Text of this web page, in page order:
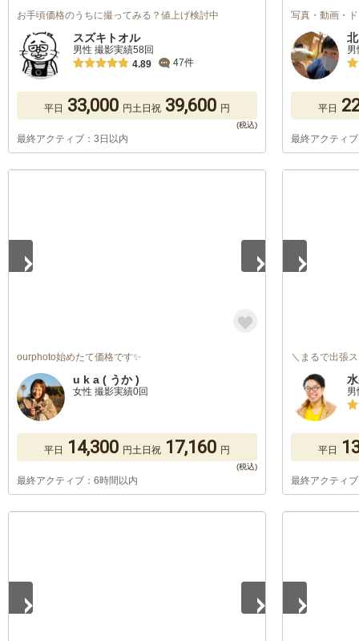
お手頃価格のうちに撮ってみる？値上げ検討中
スズキトオル
男性 撮影実績58回
4.89
47件
平日 33,000 円土日祝 39,600 円
最終アクティブ：3日以内
写真・動画・
平日
最終アクティ
ourphoto始めたて価格です✨
u k a ( うか )
女性 撮影実績0回
平日 14,300 円土日祝 17,160 円
最終アクティブ：6時間以内
＼まるで出張
平日
最終アクティ